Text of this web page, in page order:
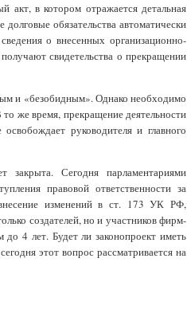
акт, в котором отражается детальная
обязательства автоматически
о внесенных организационно-
свидетельства о прекращении
и «безобидным». Однако необходимо
же время, прекращение деятельности
руководителя и главного
Сегодня парламентариями
правовой ответственности за
внесение изменений в ст. 173 УК РФ,
создателей, но и участников фирм-
4 лет. Будет ли законопроект иметь
этот вопрос рассматривается на